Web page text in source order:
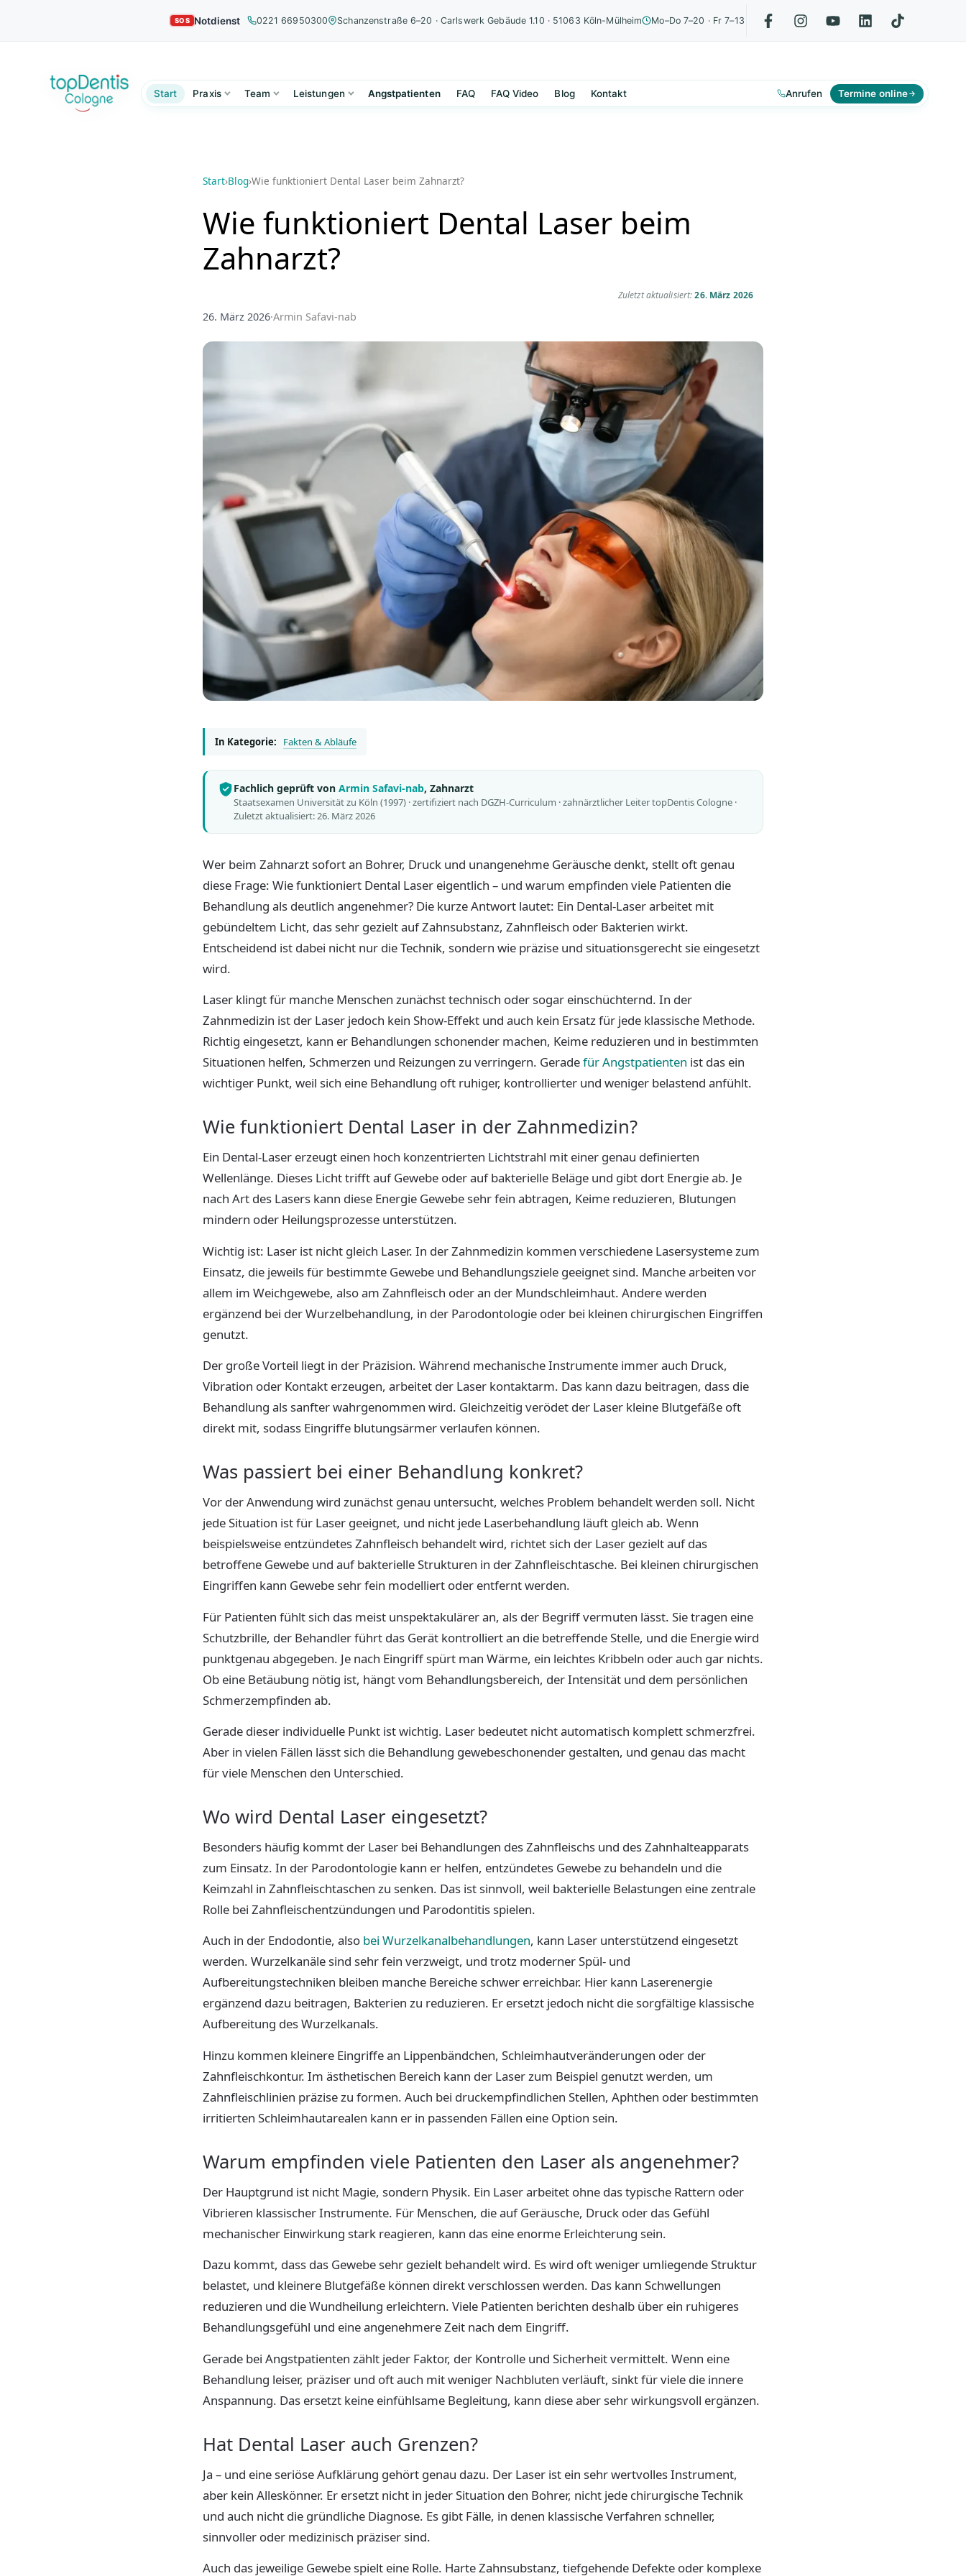
Notdienst 0221 66950300 Schanzenstraße 6–20 · Carlswerk Gebäude 1.10 · 51063 Köln-Mülheim Mo–Do 7–20 · Fr 7–13
Start Praxis Team Leistungen Angstpatienten FAQ FAQ Video Blog Kontakt Anrufen Termine online
Start›Blog›Wie funktioniert Dental Laser beim Zahnarzt?
Wie funktioniert Dental Laser beim
Zahnarzt?
Zuletzt aktualisiert: 26. März 2026
26. März 2026·Armin Safavi-nab
In Kategorie: Fakten & Abläufe
Fachlich geprüft von Armin Safavi-nab, Zahnarzt
Staatsexamen Universität zu Köln (1997) · zertifiziert nach DGZH-Curriculum · zahnärztlicher Leiter topDentis Cologne ·
Zuletzt aktualisiert: 26. März 2026
Wer beim Zahnarzt sofort an Bohrer, Druck und unangenehme Geräusche denkt, stellt oft genau
diese Frage: Wie funktioniert Dental Laser eigentlich – und warum empfinden viele Patienten die
Behandlung als deutlich angenehmer? Die kurze Antwort lautet: Ein Dental-Laser arbeitet mit
gebündeltem Licht, das sehr gezielt auf Zahnsubstanz, Zahnfleisch oder Bakterien wirkt.
Entscheidend ist dabei nicht nur die Technik, sondern wie präzise und situationsgerecht sie eingesetzt
wird.
Laser klingt für manche Menschen zunächst technisch oder sogar einschüchternd. In der
Zahnmedizin ist der Laser jedoch kein Show-Effekt und auch kein Ersatz für jede klassische Methode.
Richtig eingesetzt, kann er Behandlungen schonender machen, Keime reduzieren und in bestimmten
Situationen helfen, Schmerzen und Reizungen zu verringern. Geradefür Angstpatienten ist das ein
wichtiger Punkt, weil sich eine Behandlung oft ruhiger, kontrollierter und weniger belastend anfühlt.
Wie funktioniert Dental Laser in der Zahnmedizin?
Ein Dental-Laser erzeugt einen hoch konzentrierten Lichtstrahl mit einer genau definierten
Wellenlänge. Dieses Licht trifft auf Gewebe oder auf bakterielle Beläge und gibt dort Energie ab. Je
nach Art des Lasers kann diese Energie Gewebe sehr fein abtragen, Keime reduzieren, Blutungen
mindern oder Heilungsprozesse unterstützen.
Wichtig ist: Laser ist nicht gleich Laser. In der Zahnmedizin kommen verschiedene Lasersysteme zum
Einsatz, die jeweils für bestimmte Gewebe und Behandlungsziele geeignet sind. Manche arbeiten vor
allem im Weichgewebe, also am Zahnfleisch oder an der Mundschleimhaut. Andere werden
ergänzend bei der Wurzelbehandlung, in der Parodontologie oder bei kleinen chirurgischen Eingriffen
genutzt.
Der große Vorteil liegt in der Präzision. Während mechanische Instrumente immer auch Druck,
Vibration oder Kontakt erzeugen, arbeitet der Laser kontaktarm. Das kann dazu beitragen, dass die
Behandlung als sanfter wahrgenommen wird. Gleichzeitig verödet der Laser kleine Blutgefäße oft
direkt mit, sodass Eingriffe blutungsärmer verlaufen können.
Was passiert bei einer Behandlung konkret?
Vor der Anwendung wird zunächst genau untersucht, welches Problem behandelt werden soll. Nicht
jede Situation ist für Laser geeignet, und nicht jede Laserbehandlung läuft gleich ab. Wenn
beispielsweise entzündetes Zahnfleisch behandelt wird, richtet sich der Laser gezielt auf das
betroffene Gewebe und auf bakterielle Strukturen in der Zahnfleischtasche. Bei kleinen chirurgischen
Eingriffen kann Gewebe sehr fein modelliert oder entfernt werden.
Für Patienten fühlt sich das meist unspektakulärer an, als der Begriff vermuten lässt. Sie tragen eine
Schutzbrille, der Behandler führt das Gerät kontrolliert an die betreffende Stelle, und die Energie wird
punktgenau abgegeben. Je nach Eingriff spürt man Wärme, ein leichtes Kribbeln oder auch gar nichts.
Ob eine Betäubung nötig ist, hängt vom Behandlungsbereich, der Intensität und dem persönlichen
Schmerzempfinden ab.
Gerade dieser individuelle Punkt ist wichtig. Laser bedeutet nicht automatisch komplett schmerzfrei.
Aber in vielen Fällen lässt sich die Behandlung gewebeschonender gestalten, und genau das macht
für viele Menschen den Unterschied.
Wo wird Dental Laser eingesetzt?
Besonders häufig kommt der Laser bei Behandlungen des Zahnfleischs und des Zahnhalteapparats
zum Einsatz. In der Parodontologie kann er helfen, entzündetes Gewebe zu behandeln und die
Keimzahl in Zahnfleischtaschen zu senken. Das ist sinnvoll, weil bakterielle Belastungen eine zentrale
Rolle bei Zahnfleischentzündungen und Parodontitis spielen.
Auch in der Endodontie, also bei Wurzelkanalbehandlungen, kann Laser unterstützend eingesetzt
werden. Wurzelkanäle sind sehr fein verzweigt, und trotz moderner Spül- und
Aufbereitungstechniken bleiben manche Bereiche schwer erreichbar. Hier kann Laserenergie
ergänzend dazu beitragen, Bakterien zu reduzieren. Er ersetzt jedoch nicht die sorgfältige klassische
Aufbereitung des Wurzelkanals.
Hinzu kommen kleinere Eingriffe an Lippenbändchen, Schleimhautveränderungen oder der
Zahnfleischkontur. Im ästhetischen Bereich kann der Laser zum Beispiel genutzt werden, um
Zahnfleischlinien präzise zu formen. Auch bei druckempfindlichen Stellen, Aphthen oder bestimmten
irritierten Schleimhautarealen kann er in passenden Fällen eine Option sein.
Warum empfinden viele Patienten den Laser als angenehmer?
Der Hauptgrund ist nicht Magie, sondern Physik. Ein Laser arbeitet ohne das typische Rattern oder
Vibrieren klassischer Instrumente. Für Menschen, die auf Geräusche, Druck oder das Gefühl
mechanischer Einwirkung stark reagieren, kann das eine enorme Erleichterung sein.
Dazu kommt, dass das Gewebe sehr gezielt behandelt wird. Es wird oft weniger umliegende Struktur
belastet, und kleinere Blutgefäße können direkt verschlossen werden. Das kann Schwellungen
reduzieren und die Wundheilung erleichtern. Viele Patienten berichten deshalb über ein ruhigeres
Behandlungsgefühl und eine angenehmere Zeit nach dem Eingriff.
Gerade bei Angstpatienten zählt jeder Faktor, der Kontrolle und Sicherheit vermittelt. Wenn eine
Behandlung leiser, präziser und oft auch mit weniger Nachbluten verläuft, sinkt für viele die innere
Anspannung. Das ersetzt keine einfühlsame Begleitung, kann diese aber sehr wirkungsvoll ergänzen.
Hat Dental Laser auch Grenzen?
Ja – und eine seriöse Aufklärung gehört genau dazu. Der Laser ist ein sehr wertvolles Instrument,
aber kein Alleskönner. Er ersetzt nicht in jeder Situation den Bohrer, nicht jede chirurgische Technik
und auch nicht die gründliche Diagnose. Es gibt Fälle, in denen klassische Verfahren schneller,
sinnvoller oder medizinisch präziser sind.
Auch das jeweilige Gewebe spielt eine Rolle. Harte Zahnsubstanz, tiefgehende Defekte oder komplexe